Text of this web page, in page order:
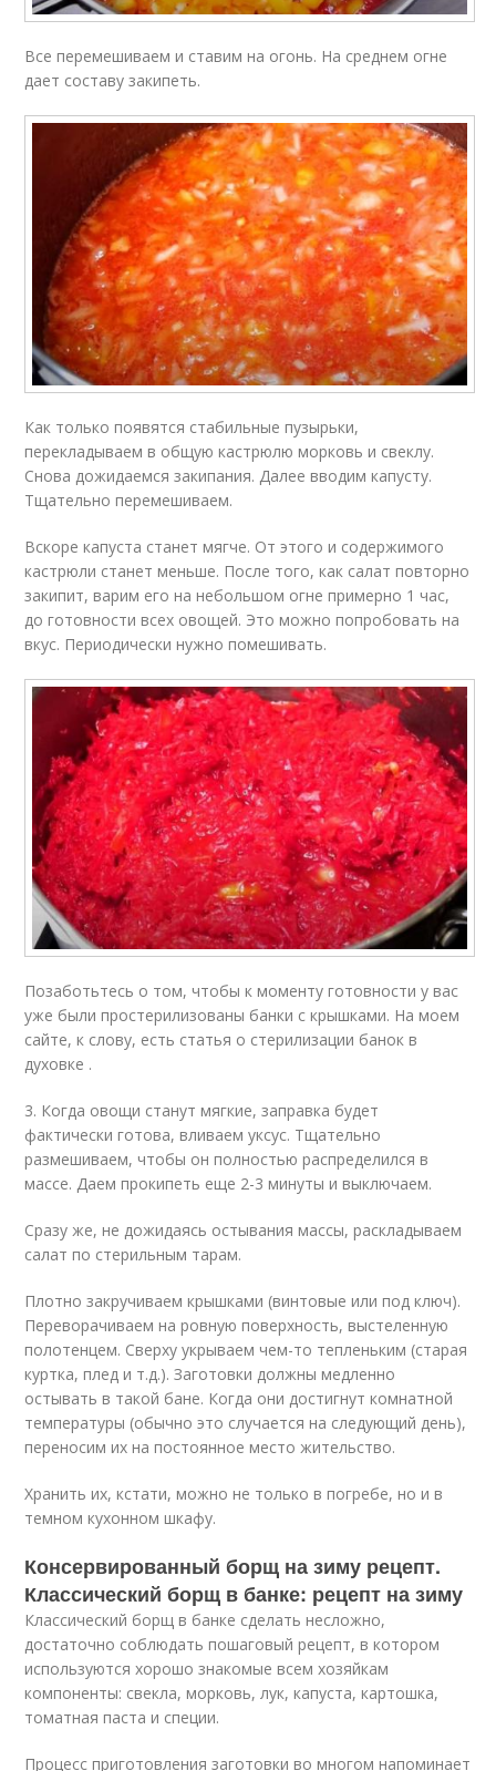
Все перемешиваем и ставим на огонь. На среднем огне
дает составу закипеть.
Как только появятся стабильные пузырьки,
перекладываем в общую кастрюлю морковь и свеклу.
Снова дожидаемся закипания. Далее вводим капусту.
Тщательно перемешиваем.
Вскоре капуста станет мягче. От этого и содержимого
кастрюли станет меньше. После того, как салат повторно
закипит, варим его на небольшом огне примерно 1 час,
до готовности всех овощей. Это можно попробовать на
вкус. Периодически нужно помешивать.
Позаботьтесь о том, чтобы к моменту готовности у вас
уже были простерилизованы банки с крышками. На моем
сайте, к слову, есть статья о стерилизации банок в
духовке .
3. Когда овощи станут мягкие, заправка будет
фактически готова, вливаем уксус. Тщательно
размешиваем, чтобы он полностью распределился в
массе. Даем прокипеть еще 2-3 минуты и выключаем.
Сразу же, не дожидаясь остывания массы, раскладываем
салат по стерильным тарам.
Плотно закручиваем крышками (винтовые или под ключ).
Переворачиваем на ровную поверхность, выстеленную
полотенцем. Сверху укрываем чем-то тепленьким (старая
куртка, плед и т.д.). Заготовки должны медленно
остывать в такой бане. Когда они достигнут комнатной
температуры (обычно это случается на следующий день),
переносим их на постоянное место жительство.
Хранить их, кстати, можно не только в погребе, но и в
темном кухонном шкафу.
Консервированный борщ на зиму рецепт.
Классический борщ в банке: рецепт на зиму
Классический борщ в банке сделать несложно,
достаточно соблюдать пошаговый рецепт, в котором
используются хорошо знакомые всем хозяйкам
компоненты: свекла, морковь, лук, капуста, картошка,
томатная паста и специи.
Процесс приготовления заготовки во многом напоминает